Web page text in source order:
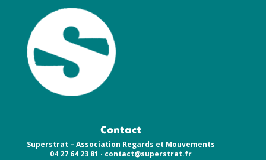
Contact
Superstrat – Association Regards et Mouvements
04 27 64 23 81 · contact@superstrat.fr